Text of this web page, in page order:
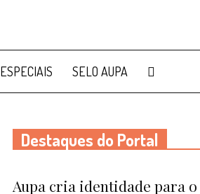
ESPECIAIS SELO AUPA
Destaques do Portal
Aupa cria identidade para o